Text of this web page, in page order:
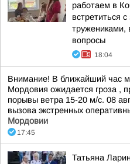
работаем в
встретиться
тружениками,
вопросы
18:04
Внимание! В ближайший час
Мордовия ожидается гроза ,
порывы ветра 15-20 м/с. 08
вызова экстренных
Мордовии
17:45
Татьяна